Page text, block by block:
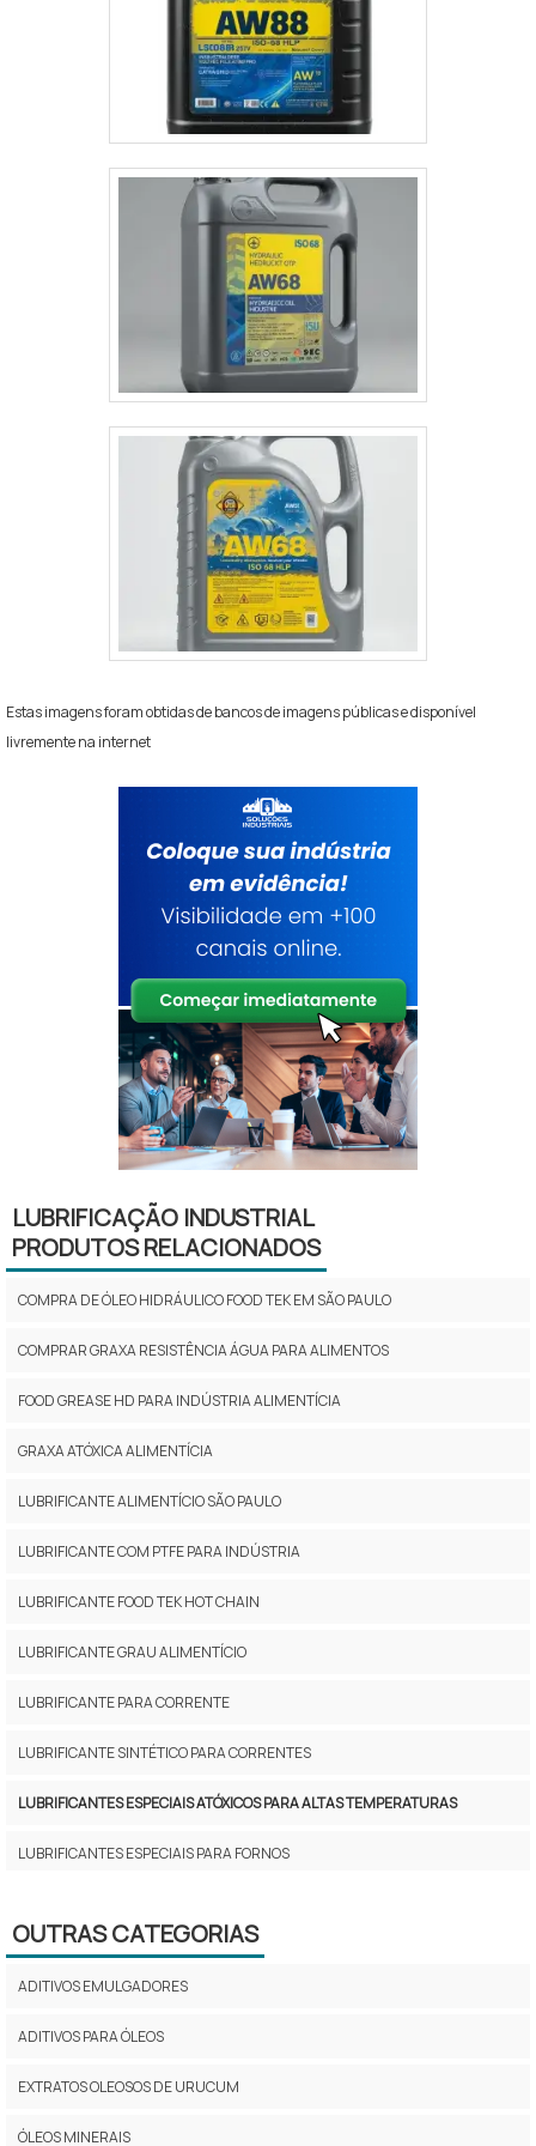
fermentadores, para fornos de secagem, para
máquinas de embalagem, para elevação de paletes e
para correntes suspensas. O Clear Chain Lube H1 pode
ser aplicado manualmente com pincel ou com óleo
pulverização ou gotejamento, utilizando sistemas de
lubrificação automática.
Estas imagens foram obtidas de bancos de imagens públicas e disponível
livremente na internet
LUBRIFICAÇÃO INDUSTRIAL
PRODUTOS RELACIONADOS
COMPRA DE ÓLEO HIDRÁULICO FOOD TEK EM SÃO PAULO
COMPRAR GRAXA RESISTÊNCIA ÁGUA PARA ALIMENTOS
FOOD GREASE HD PARA INDÚSTRIA ALIMENTÍCIA
GRAXA ATÓXICA ALIMENTÍCIA
LUBRIFICANTE ALIMENTÍCIO SÃO PAULO
LUBRIFICANTE COM PTFE PARA INDÚSTRIA
LUBRIFICANTE FOOD TEK HOT CHAIN
LUBRIFICANTE GRAU ALIMENTÍCIO
LUBRIFICANTE PARA CORRENTE
LUBRIFICANTE SINTÉTICO PARA CORRENTES
LUBRIFICANTES ESPECIAIS ATÓXICOS PARA ALTAS TEMPERATURAS
LUBRIFICANTES ESPECIAIS PARA FORNOS
LUBRIFICANTES PARA CORRENTES DE FORNOS INDUSTRIAIS
OUTRAS CATEGORIAS
ADITIVOS EMULGADORES
ADITIVOS PARA ÓLEOS
EXTRATOS OLEOSOS DE URUCUM
ÓLEOS MINERAIS